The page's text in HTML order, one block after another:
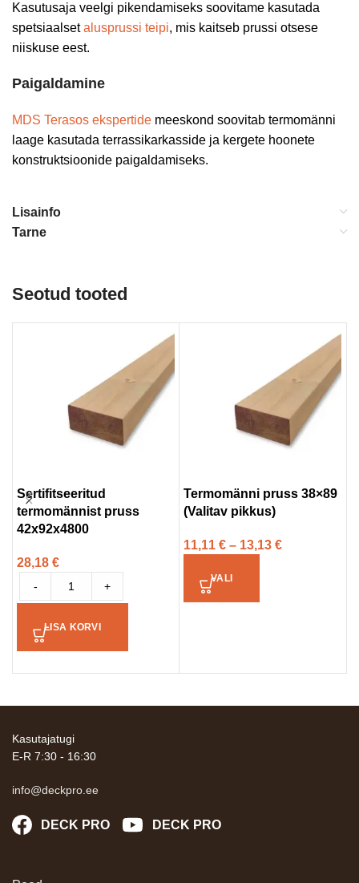
Kasutusaja veelgi pikendamiseks soovitame kasutada
spetsiaalsetalusprussi teipi, mis kaitseb prussi otsese
niiskuse eest.
Paigaldamine
MDS Terasos ekspertide meeskond soovitab termomänni
laage kasutada terrassikarkasside ja kergete hoonete
konstruktsioonide paigaldamiseks.
Lisainfo
Tarne
Seotud tooted
Sertifitseeritud
termomännist pruss
42x92x4800
28,18 €
- +
LISA KORVI
Termomänni pruss 38×89
(Valitav pikkus)
11,11 € – 13,13 €
VALI
Kasutajatugi
E-R 7:30 - 16:30
info@deckpro.ee
DECK PRO DECK PRO